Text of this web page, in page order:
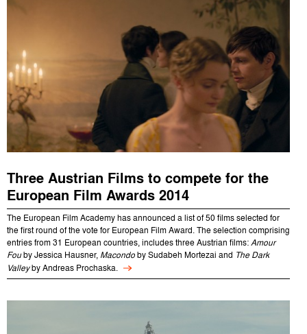
Three Austrian Films to compete for the
European Film Awards 2014
The European Film Academy has announced a list of 50 films selected for
the first round of the vote for European Film Award. The selection comprising
entries from 31 European countries, includes three Austrian films: Amour
Fouby Jessica Hausner, Macondo by Sudabeh Mortezai and
The Dark
Valleyby Andreas Prochaska.